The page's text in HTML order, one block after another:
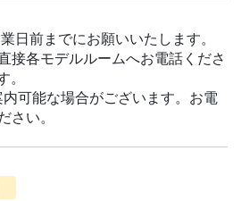
日前までにお願いいたします。
接各モデルルームへお電話くださ
可能な場合がございます。お電
さい。